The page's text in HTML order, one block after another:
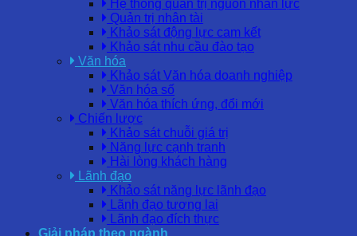
Hệ thống quản trị nguồn nhân lực
Quản trị nhân tài
Khảo sát động lực cam kết
Khảo sát nhu cầu đào tạo
Văn hóa
Khảo sát Văn hóa doanh nghiệp
Văn hóa số
Văn hóa thích ứng, đổi mới
Chiến lược
Khảo sát chuỗi giá trị
Năng lực cạnh tranh
Hài lòng khách hàng
Lãnh đạo
Khảo sát năng lực lãnh đạo
Lãnh đạo tương lai
Lãnh đạo đích thực